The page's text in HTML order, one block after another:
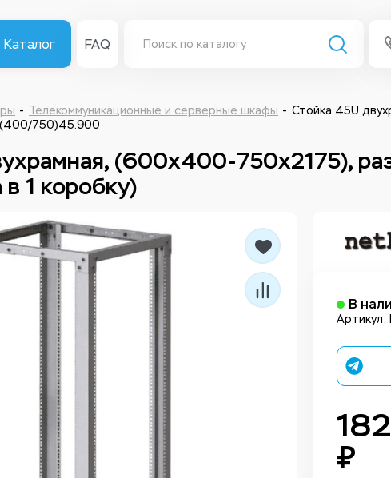
Каталог FAQ
Телекоммуникационные и серверные шкафы
Стойка 45U
750)45.900
(600x400-750x2175),
1 коробку)
В
₽